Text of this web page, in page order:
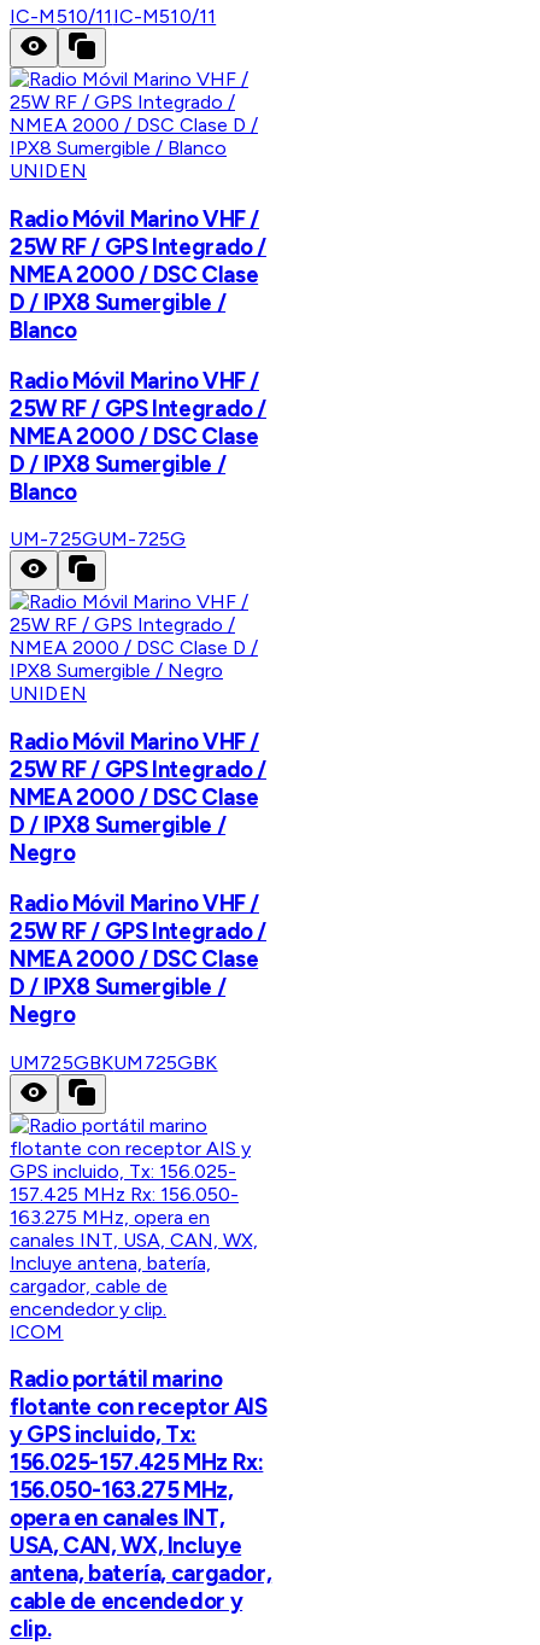
IC-M510/11 IC-M510/11
UNIDEN
Radio Móvil Marino VHF /
25W RF / GPS Integrado /
NMEA 2000 / DSC Clase
D / IPX8 Sumergible /
Blanco
Radio Móvil Marino VHF /
25W RF / GPS Integrado /
NMEA 2000 / DSC Clase
D / IPX8 Sumergible /
Blanco
UM-725GUM-725G
UNIDEN
Radio Móvil Marino VHF /
25W RF / GPS Integrado /
NMEA 2000 / DSC Clase
D / IPX8 Sumergible /
Negro
Radio Móvil Marino VHF /
25W RF / GPS Integrado /
NMEA 2000 / DSC Clase
D / IPX8 Sumergible /
Negro
UM725GBKUM725GBK
ICOM
Radio portátil marino
flotante con receptor AIS
y GPS incluido, Tx:
156.025-157.425 MHz Rx:
156.050-163.275 MHz,
opera en canales INT,
USA, CAN, WX, Incluye
antena, batería, cargador,
cable de encendedor y
clip.